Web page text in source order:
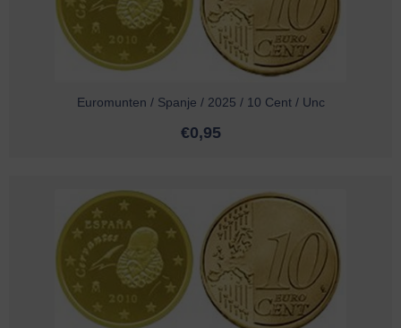
Euromunten / Spanje / 2025 / 10 Cent / Unc
€0,95